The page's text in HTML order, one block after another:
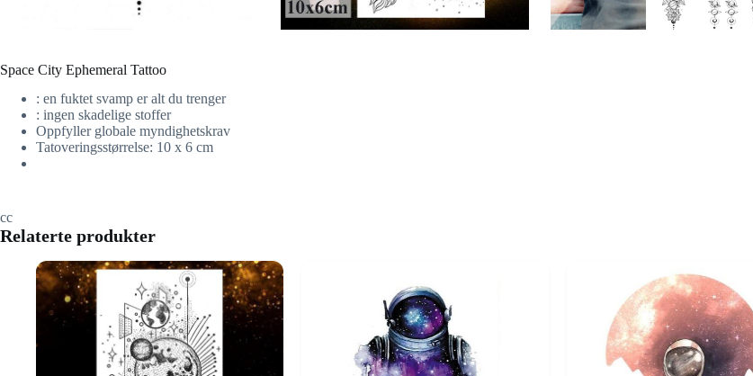
Space City Ephemeral Tattoo
: en fuktet svamp er alt du trenger
: ingen skadelige stoffer
Oppfyller globale myndighetskrav
Tatoveringsstørrelse: 10 x 6 cm
cc
Relaterte produkter